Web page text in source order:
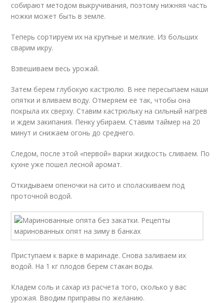
собирают методом выкручивания, поэтому нижняя часть
ножки может быть в земле.
Теперь сортируем их на крупные и мелкие. Из больших
сварим икру.
Взвешиваем весь урожай.
Затем берем глубокую кастрюлю. В нее пересыпаем наши
опятки и вливаем воду. Отмеряем ее так, чтобы она
покрыла их сверху. Ставим кастрюльку на сильный нагрев
и ждем закипания. Пенку убираем. Ставим таймер на 20
минут и снижаем огонь до среднего.
Следом, после этой «первой» варки жидкость сливаем. По
кухне уже пошел лесной аромат.
Откидываем опеночки на сито и споласкиваем под
проточной водой.
Приступаем к варке в маринаде. Снова заливаем их
водой. На 1 кг плодов берем стакан воды.
Кладем соль и сахар из расчета того, сколько у вас
урожая. Вводим приправы по желанию.